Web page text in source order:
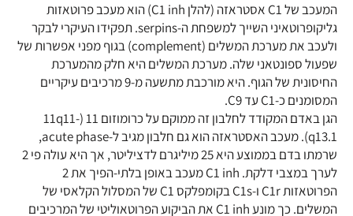
המעכב של C1 אסטראזה (להלן C1 inh) הוא מעכב פרוטאזות
גליקופרוטאיני השייך למשפחת ה-serpins. תפקידו העיקרי לבקר
ולעכב את מערכת המשלים (complement) בגוף מפני אפשרות של
שפעול ספונטאני שלה. מערכת המשלים היא חלק מהמערכת
החיסונית של הגוף. היא מורכבת מתשעה מ-9 מרכיבים עיקריים
המסומנים כ-C1 עד C9.
הגן באדם המקודד לחלבון זה ממוקם על כרומוזום 11 (11q11-
q13.1). מעכב האסטראזה הוא גם חלבון מגיב ל-acute phase,
שרמתו בדם בממוצע היא 25 מיליגרם לדציליטר, אך היא עולה פי 2
לערך במצבי דלקת. C1 inh מעכב באופן בלתי-הפיך את 2
הפרוטאזות C1r ו-C1s בקומפלקס C1 של המסלול הקלאסי של
המשלים. כך מונע C1 inh את הביקוע הפרוטאוליטי של המרכיבים